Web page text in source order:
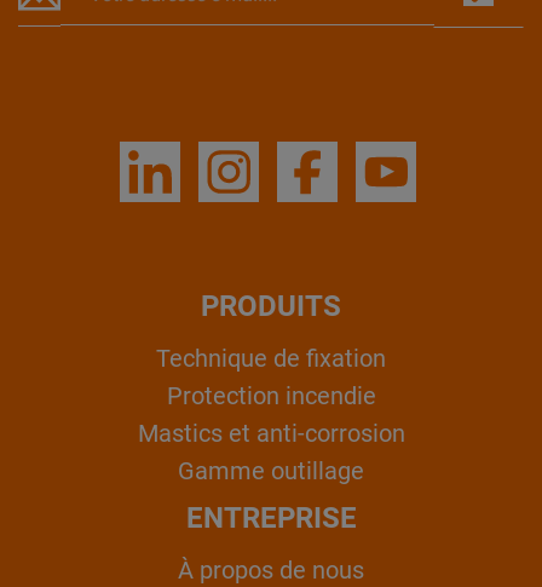
PRODUITS
Technique de fixation
Protection incendie
Mastics et anti-corrosion
Gamme outillage
ENTREPRISE
À propos de nous